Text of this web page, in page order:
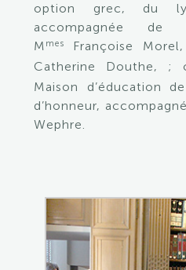
option grec, du
accompagnée de
M mes
Françoise
Catherine Douthe, ;
Maison d’éducation
d’honneur,
Wephre.